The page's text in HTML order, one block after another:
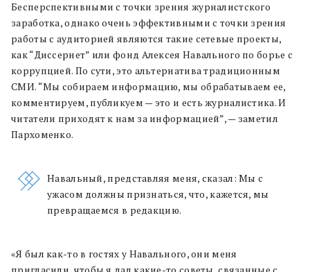
Бесперспективными с точки зрения журналистского
заработка, однако очень эффективными с точки зрения
работы с аудиторией являются такие сетевые проекты,
как “Диссернет” или фонд Алексея Навального по борье с
коррупцией. По сути, это альтернатива традиционным
СМИ. “Мы собираем информацию, мы обрабатываем ее,
комментируем, публикуем — это и есть журналистика. И
читатели приходят к нам за информацией”, — заметил
Пархоменко.
Навальный, представляя меня, сказал: Мы с
ужасом должны признаться, что, кажется, мы
превращаемся в редакцию.
«Я был как-то в гостях у Навального, они меня